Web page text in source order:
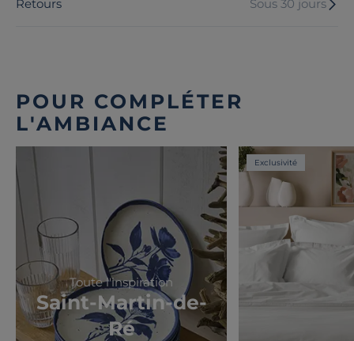
Retours Sous 30 jours
POUR COMPLÉTER
L'AMBIANCE
Toute l'inspiration
Saint-Martin-de-
Ré
Exclusivité